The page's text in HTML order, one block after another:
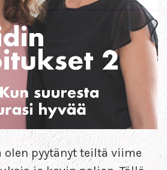
olen pyytänyt teiltä viime